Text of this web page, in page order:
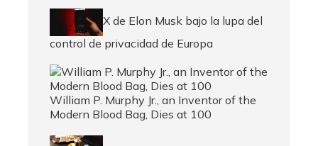
X de Elon Musk bajo la lupa del
control de privacidad de Europa
William P. Murphy Jr., an Inventor of the
Modern Blood Bag, Dies at 100